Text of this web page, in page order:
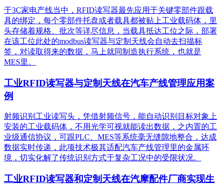
于3C家电产线当中，RFID读写器最先应用于关键零部件跟载
具的绑定，每个零部件托盘或者载具都被贴上工业载码体，里
头存储着规格、批次等详尽信息，当载具抵达工位之际，部署
在该工位此处的modbus读写器与定制天线会自动去扫描标
签，对读取得来的数据，马上就同制造执行系统，也就是
MES里。
工业RFID读写器与定制天线在汽车产线管理应用案
例
射频识别工业读写头，凭借射频信号，能自动识别目标对象上
安装的工业载码体，不用光学可视就能读出数据，之内置的工
业级通信协议，可跟PLC、MES等系统毫无缝隙地整合，达成
数据实时传递，此项技术极其适配汽车产线管理里的金属环
境，切实化解了传统识别方式于复杂工况中的受限状况。
工业RFID读写器和定制天线在汽摩配件厂商实现生